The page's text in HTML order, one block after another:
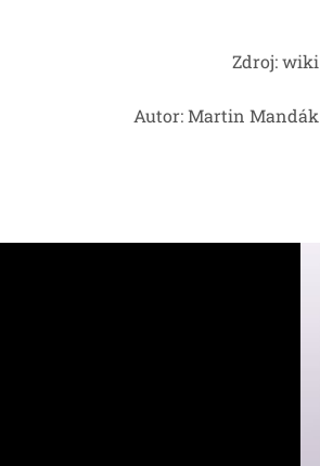
Zdroj: wiki
Autor: Martin Mandák